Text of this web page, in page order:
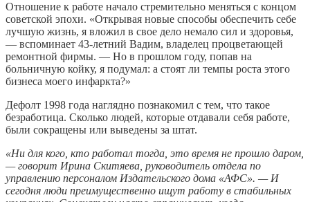
Отношение к работе начало стремительно меняться с концом
советской эпохи. «Открывая новые способы обеспечить себе
лучшую жизнь, я вложил в свое дело немало сил и здоровья,
— вспоминает 43-летний Вадим, владелец процветающей
ремонтной фирмы. — Но в прошлом году, попав на
больничную койку, я подумал: а стоят ли темпы роста этого
бизнеса моего инфаркта?»
Дефолт 1998 года наглядно познакомил с тем, что такое
безработица. Сколько людей, которые отдавали себя работе,
были сокращены или выведены за штат.
«Ни для кого, кто работал тогда, это время не прошло даром,
— говорит Ирина Скитяева, руководитель отдела по
управлению персоналом Издательского дома «АФС». — И
сегодня люди преимущественно ищут работу в стабильных